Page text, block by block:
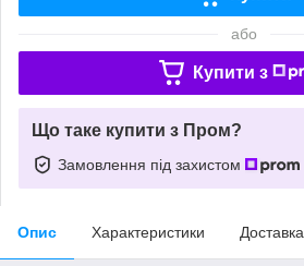
або
Купити з
Що таке купити з Пром?
Замовлення під захистом
Опис Характеристики Доставка